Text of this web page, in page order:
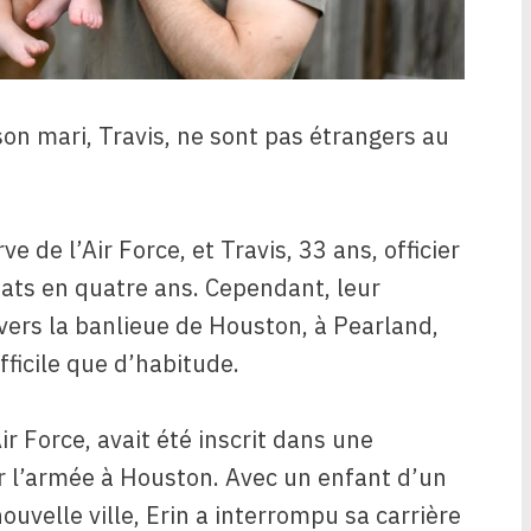
mari, Travis, ne sont pas étrangers au
de l’Air Force, et Travis, 33 ans, officier
en quatre ans. Cependant, leur
la banlieue de Houston, à Pearland,
que d’habitude.
Force, avait été inscrit dans une
à Houston. Avec un enfant d’un
ville, Erin a interrompu sa carrière